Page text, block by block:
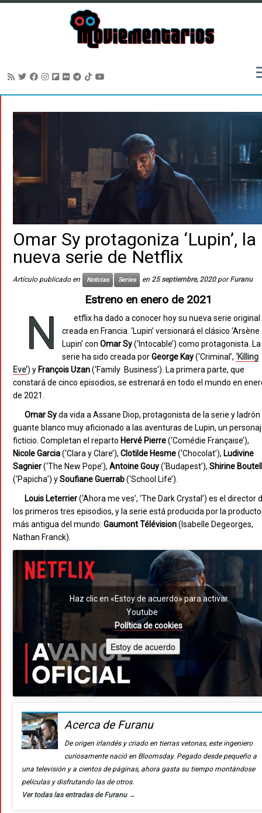
Omar Sy protagoniza ‘Lupin’, la
nueva serie de Netflix
Artículo publicado en Noticias Series en 25 septiembre, 2020 porFuranu
Estreno en enero de 2021
N
etflix ha dado a conocer hoy su nueva serie original
creada en Francia. ‘Lupin’ versionará el clásico ‘Arsène
Lupin’ con Omar Sy(‘Intocable’) como protagonista. La
serie ha sido creada porGeorge Kay(‘Criminal’, ‘Killing
Eve’) y François Uzan(‘Family Business’). La primera parte, que
constará de cinco episodios, se estrenará en todo el mundo en
de 2021.
Omar Syda vida a Assane Diop, protagonista de la serie y ladrón
guante blanco muy aficionado a las aventuras de Lupin, un
ficticio. Completan el reparto Hervé Pierre(‘Comédie Française’),
Nicole Garcia(‘Clara y Clare’), Clotilde Hesme(‘Chocolat’), Ludivine
Sagnier(‘The New Pope’), Antoine Gouy(‘Budapest’), Shirine
(‘Papicha’) ySoufiane Guerrab(‘School Life’).
Louis Leterrier(‘Ahora me ves’, ‘The Dark Crystal’) es el director
los primeros tres episodios, y la serie está producida por la
más antigua del mundo: Gaumont Télévision(Isabelle Degeorges,
Nathan Franck).
Haz clic en «Estoy de acuerdo» para activar
Youtube
Política de cookies
Estoy de acuerdo
Acerca de Furanu
De origen irlandés y criado en tierras vetonas, este ingeniero
curiosamente nació en Bloomsday. Pegado desde pequeño a
una televisión y a cientos de páginas, ahora gasta su tiempo montándose
películas y disfrutando las de otros.
Ver todas las entradas de Furanu →